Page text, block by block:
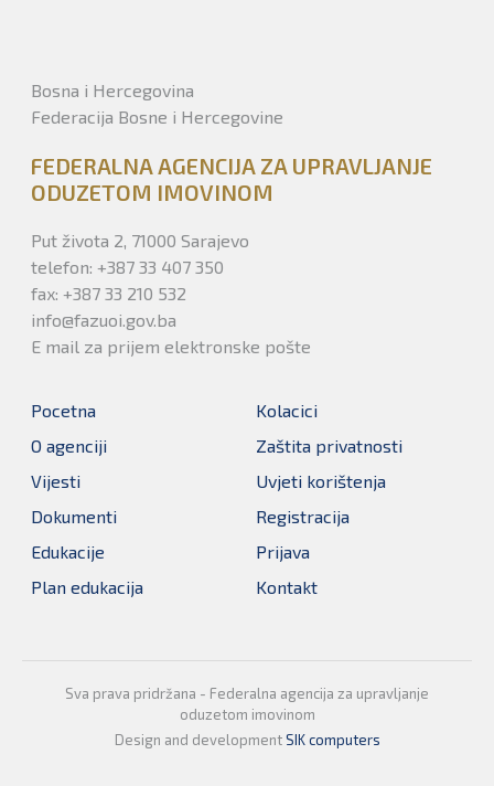
Bosna i Hercegovina
Federacija Bosne i Hercegovine
FEDERALNA AGENCIJA ZA UPRAVLJANJE
ODUZETOM IMOVINOM
Put života 2, 71000 Sarajevo
telefon: +387 33 407 350
fax: +387 33 210 532
info@fazuoi.gov.ba
E mail za prijem elektronske pošte
Pocetna
O agenciji
Vijesti
Dokumenti
Edukacije
Plan edukacija
Kolacici
Zaštita privatnosti
Uvjeti korištenja
Registracija
Prijava
Kontakt
Sva prava pridržana - Federalna agencija za upravljanje
oduzetom imovinom
Design and developmentSIK computers